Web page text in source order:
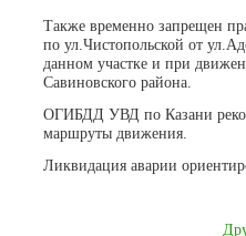
Также временно запрещен
по ул.Чистопольской от
данном участке и при
Савиновского района.
ОГИБДД УВД по Казани
маршруты движения.
Ликвидация аварии